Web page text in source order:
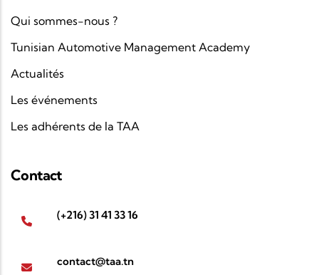
Qui sommes-nous ?
Tunisian Automotive Management Academy
Actualités
Les événements
Les adhérents de la TAA
Contact
(+216) 31 41 33 16
contact@taa.tn